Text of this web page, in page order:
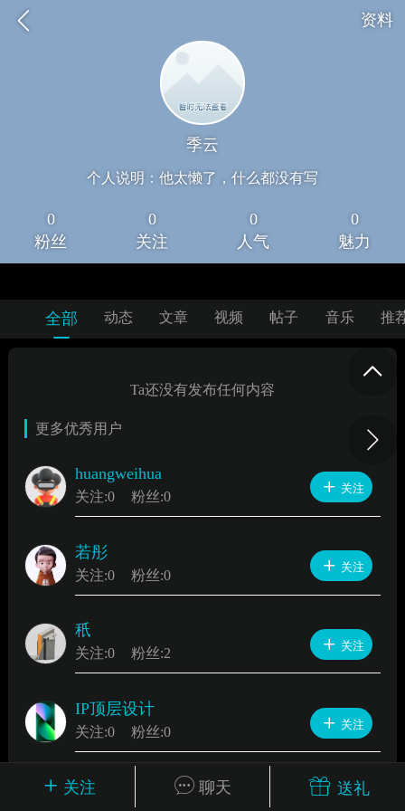
资料
联系我们 在线课程
环球导航 设计商城
app下载 公众号
设计
04-25 21:05
该内容只允许指定认证类型的用户查看
关注 聊天 送礼
季云
个人说明：他太懒了，什么都没有写
0
粉丝
0
关注
0
人气
0
魅力
全部 动态 文章 视频 帖子 音乐 推
Ta还没有发布任何内容
更多优秀用户
huangweihua
关注:0 粉丝:0 关注
若彤
关注:0 粉丝:0 关注
秖
关注:0 粉丝:2 关注
IP顶层设计
关注:0 粉丝:0 关注
欣傲